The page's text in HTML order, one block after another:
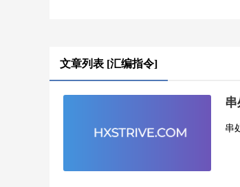
文章列表 [汇编指令]
串